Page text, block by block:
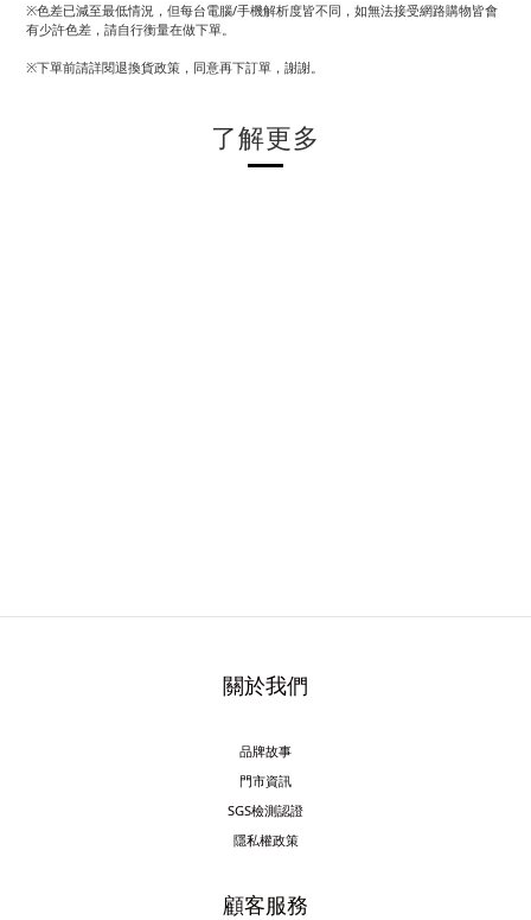
※色差已減至最低情況，但每台電腦/手機解析度皆不同，如無法接受網路購物皆會
有少許色差，請自行衡量在做下單。
※下單前請詳閱退換貨政策，同意再下訂單，謝謝。
了解更多
關於我們
品牌故事
門市資訊
SGS檢測認證
隱私權政策
顧客服務